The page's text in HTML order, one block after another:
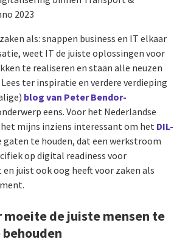
2023
als: snappen business en IT elkaar
weet IT de juiste oplossingen voor
te realiseren en staan alle neuzen
ter inspiratie en verdere verdieping
blog van Peter Bendor-
eens. Voor het Nederlandse
mijns inziens interessant om het DIL-
gaten te houden, dat een werkstroom
op digital readiness voor
juist ook oog heeft voor zaken als
moeite de juiste mensen te